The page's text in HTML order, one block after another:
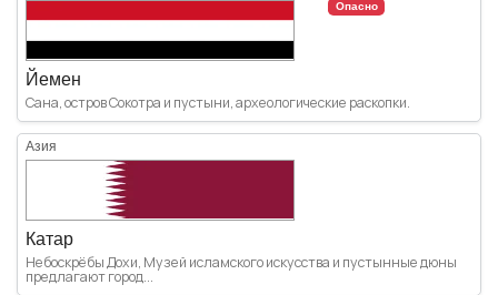
Опасно
Йемен
Сана, остров Сокотра и пустыни, археологические раскопки.
Азия
Катар
Небоскрёбы Дохи, Музей исламского искусства и пустынные дюны
предлагают город...